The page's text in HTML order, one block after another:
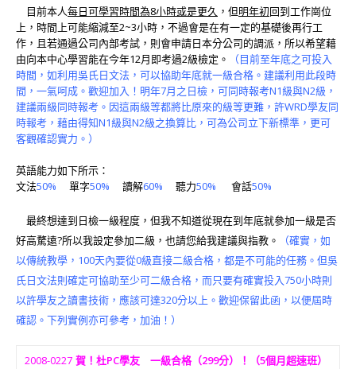
目前本人每日可學習時間為8小時或是更久 ，但明年初回到工作崗位
上，時間上可能縮減至2~3小時，不過會是在有一定的基礎後再行工
作，且若通過公司內部考試，則會申請日本分公司的調派，所以希望藉
由向本中心學習能在今年12月即考過2級檢定。
（目前至年底之可投入
時間，如利用吳氏日文法，可以協助年底就一級合格。建議利用此段時
間，一氣呵成。歡迎加入！明年7月之日檢，可同時報考N1級與N2級，
建議兩級同時報考。因這兩級等都將比原來的級等更難，許WRD學友同
時報考，藉由得知N1級與N2級之換算比，可為公司立下新標準，更可
客觀確認實力。）
英語能力如下所示：
文法50% 單字50% 讀解60% 聽力50% 會話50%
最終想達到日檢一級程度，但我不知道從現在到年底就參加一級是否
好高騖遠?所以我設定參加二級，也請您給我建議與指教。
（確實，如
以傳統教學，100天內要從0級直接二級合格，都是不可能的任務。但吳
氏日文法則確定可協助至少可二級合格，而只要有確實投入750小時則
以許學友之讀書技術，應該可達320分以上。歡迎保留此函，以便屆時
確認。下列實例亦可參考，加油！）
2008-0227 賀！杜PC學友 一級合格（299分）！（5個月超速班）